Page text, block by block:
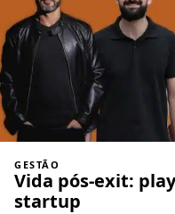
GESTÃO
Vida pós-exit:
startup